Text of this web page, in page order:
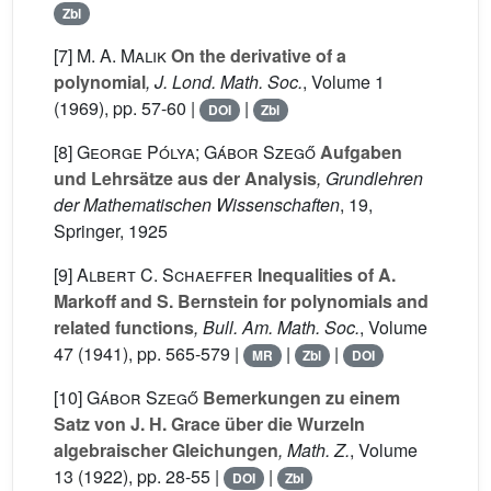
Zbl
[7] M. A. MalikOn the derivative of a
polynomial, J. Lond. Math. Soc., Volume 1
(1969), pp. 57-60 |
DOI | Zbl
[8]George Pólya; Gábor SzegőAufgaben
und Lehrsätze aus der Analysis, Grundlehren
der Mathematischen Wissenschaften, 19,
Springer, 1925
[9]Albert C. Schaeffer Inequalities of A.
Markoff and S. Bernstein for polynomials and
related functions, Bull. Am. Math. Soc., Volume
47 (1941), pp. 565-579 | MR | Zbl | DOI
[10]Gábor Szegő Bemerkungen zu einem
Satz von J. H. Grace über die Wurzeln
algebraischer Gleichungen, Math. Z., Volume
13 (1922), pp. 28-55 | DOI | Zbl